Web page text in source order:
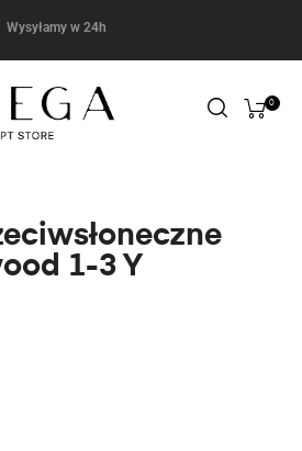
Wysyłamy w 24h
0
1-3 Y